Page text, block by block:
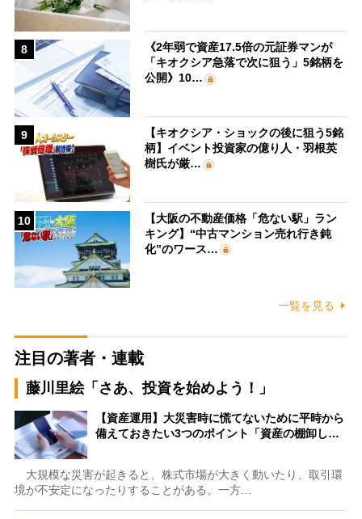
8
《2年弱で資産17.5倍の元証券マンが
「キオクシア急落で次に狙う」5銘柄を
公開》10…
9
【キオクシア・ショックの後に狙う5銘
柄】イベント投資家の億り人・羽根英
樹氏が厳…
10
【大阪の不動産価格「危ない駅」ラン
キング】“中古マンション売れ行き鈍
化”のワース…
一覧を見る
注目の著者・連載
藤川里絵「さあ、投資を始めよう！」
【資産運用】大災害時に慌てないために平時から
備えておきたい3つのポイント「資産の棚卸し…
大規模な災害が起きると、株式市場が大きく動いたり、取引環
境が不安定になったりすることがある。一方…